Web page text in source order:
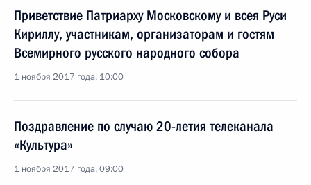
Приветствие Патриарху Московскому и всея Руси
Кириллу, участникам, организаторам и гостям
Всемирного русского народного собора
1 ноября 2017 года, 10:00
Поздравление по случаю 20-летия телеканала
«Культура»
1 ноября 2017 года, 09:00